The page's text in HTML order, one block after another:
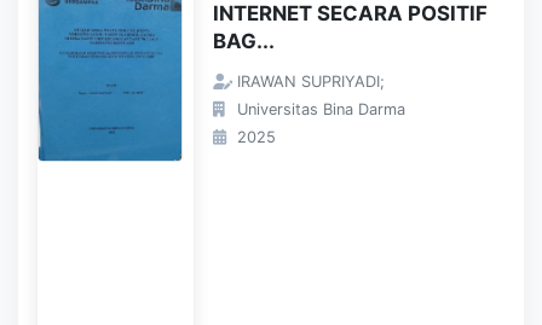
INTERNET SECARA POSITIF
BAG...
IRAWAN SUPRIYADI;
Universitas Bina Darma
2025